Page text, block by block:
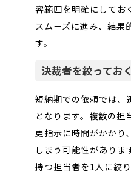
容範囲を明確にしてお
スムーズに進み、結果
す。
決裁者を絞っておく
短納期での依頼では、
となります。複数の担
更指示に時間がかかり
しまう可能性がありま
持つ担当者を1人に絞